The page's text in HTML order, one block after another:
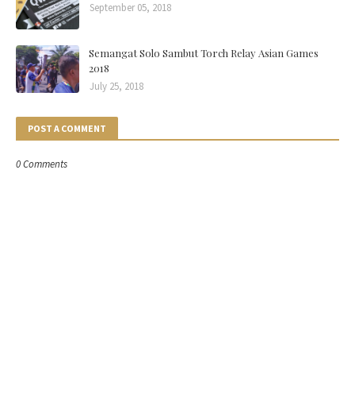
September 05, 2018
Semangat Solo Sambut Torch Relay Asian Games
2018
July 25, 2018
POST A COMMENT
0 Comments